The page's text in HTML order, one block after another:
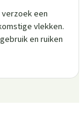
een
vlekken.
en ruiken